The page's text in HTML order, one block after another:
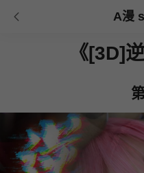
A漫
《[3D]